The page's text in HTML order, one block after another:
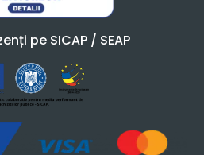
pe SICAP / SEAP